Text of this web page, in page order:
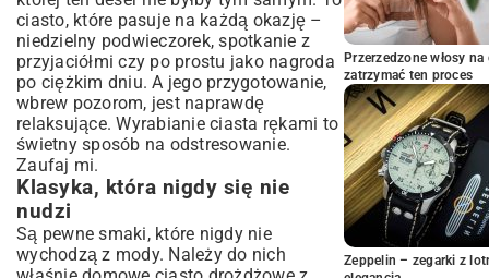
Składniki na kruszonkę: Mała rzecz, wielki
smak
Przygotowanie ciasta drożdżowego krok
po kroku
Aktywacja drożdży: Klucz do puszystości
Wyrabianie ciasta: Sekret elastycznej
struktury
Pierwsze wyrastanie: Cierpliwość popłaca
Wykładanie ciasta i dodawanie truskawek
Drugie wyrastanie i posypywanie
kruszonką
Pieczenie i idealna temperatura
ciasto, które pasuje na każdą okazję –
niedzielny podwieczorek, spotkanie z
przyjaciółmi czy po prostu jako nagroda
po ciężkim dniu. A jego przygotowanie,
wbrew pozorom, jest naprawdę
relaksujące. Wyrabianie ciasta rękami to
świetny sposób na odstresowanie.
Zaufaj mi.
Klasyka, która nigdy się nie
nudzi
Są pewne smaki, które nigdy nie
wychodzą z mody. Należy do nich
Przerzedzone włosy
zatrzymać ten proces
Zeppelin – zegarki z